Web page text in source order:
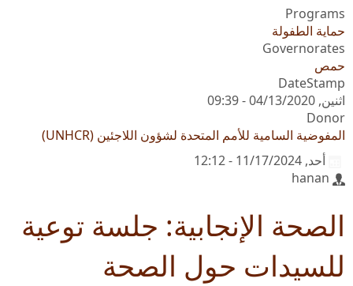
Programs
حماية الطفولة
Governorates
حمص
DateStamp
اثنين, 04/13/2020 - 09:39
Donor
المفوضية السامية للأمم المتحدة لشؤون اللاجئين (UNHCR)
أحد, 11/17/2024 - 12:12
hanan
الصحة الإنجابية: جلسة توعية
للسيدات حول الصحة